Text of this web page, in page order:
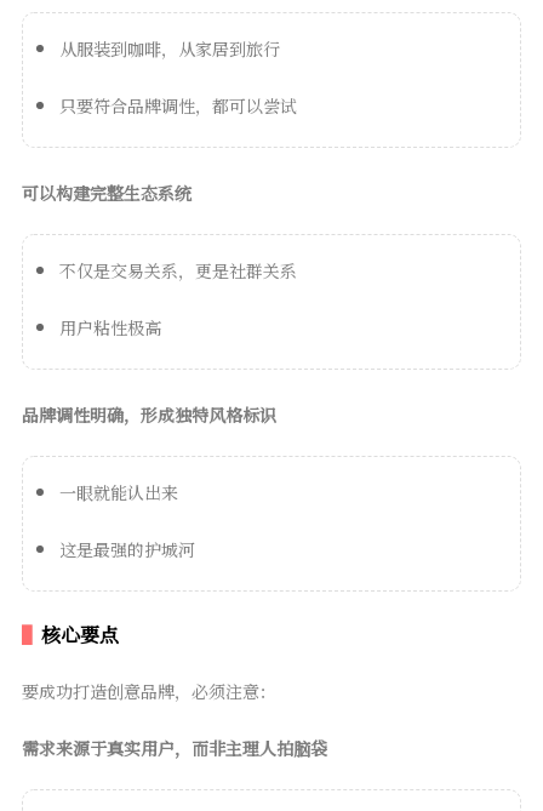
从服装到咖啡，从家居到旅行
只要符合品牌调性，都可以尝试
可以构建完整生态系统
不仅是交易关系，更是社群关系
用户粘性极高
品牌调性明确，形成独特风格标识
一眼就能认出来
这是最强的护城河
核心要点
要成功打造创意品牌，必须注意：
需求来源于真实用户，而非主理人拍脑袋